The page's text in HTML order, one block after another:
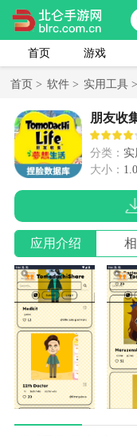
首页 游戏
首页 > 软件 > 实用工具 >
朋友收
分类：
大小：
应用介绍